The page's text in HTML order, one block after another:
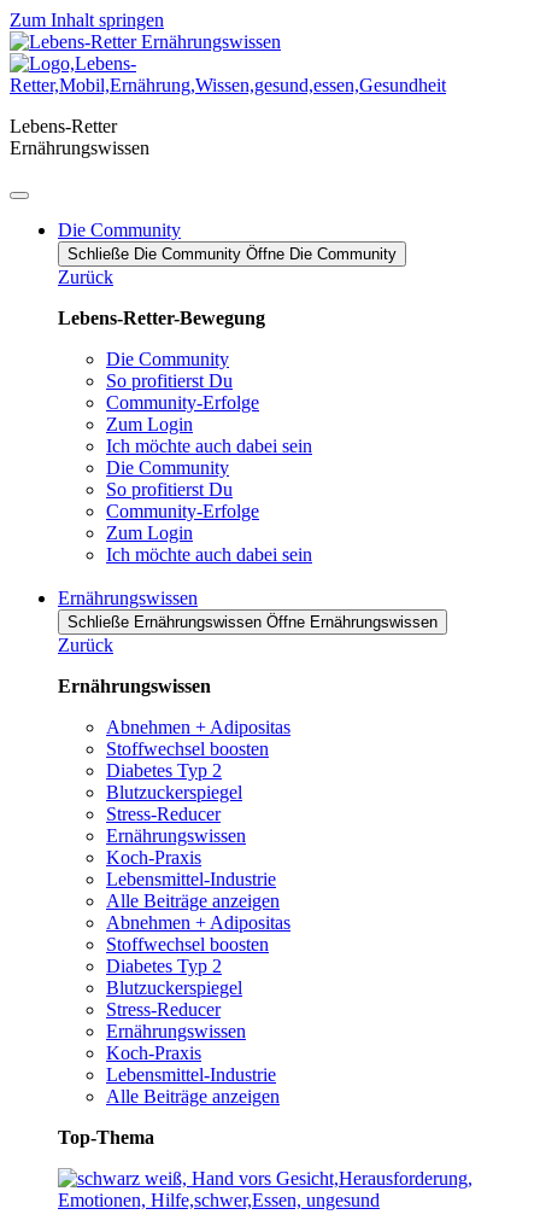
Zum Inhalt springen
Lebens-Retter
Ernährungswissen
Die Community
Schließe Die Community Öffne Die Community
Zurück
Lebens-Retter-Bewegung
Die Community
So profitierst Du
Community-Erfolge
Zum Login
Ich möchte auch dabei sein
Die Community
So profitierst Du
Community-Erfolge
Zum Login
Ich möchte auch dabei sein
Ernährungswissen
Schließe Ernährungswissen Öffne Ernährungswissen
Zurück
Ernährungswissen
Abnehmen + Adipositas
Stoffwechsel boosten
Diabetes Typ 2
Blutzuckerspiegel
Stress-Reducer
Ernährungswissen
Koch-Praxis
Lebensmittel-Industrie
Alle Beiträge anzeigen
Abnehmen + Adipositas
Stoffwechsel boosten
Diabetes Typ 2
Blutzuckerspiegel
Stress-Reducer
Ernährungswissen
Koch-Praxis
Lebensmittel-Industrie
Alle Beiträge anzeigen
Top-Thema